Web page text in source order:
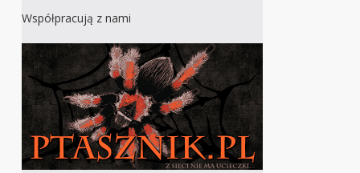
Współpracują z nami